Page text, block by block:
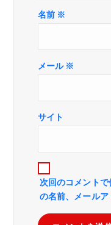
名前 ※
メール ※
サイト
次回のコメント
の名前、メールア